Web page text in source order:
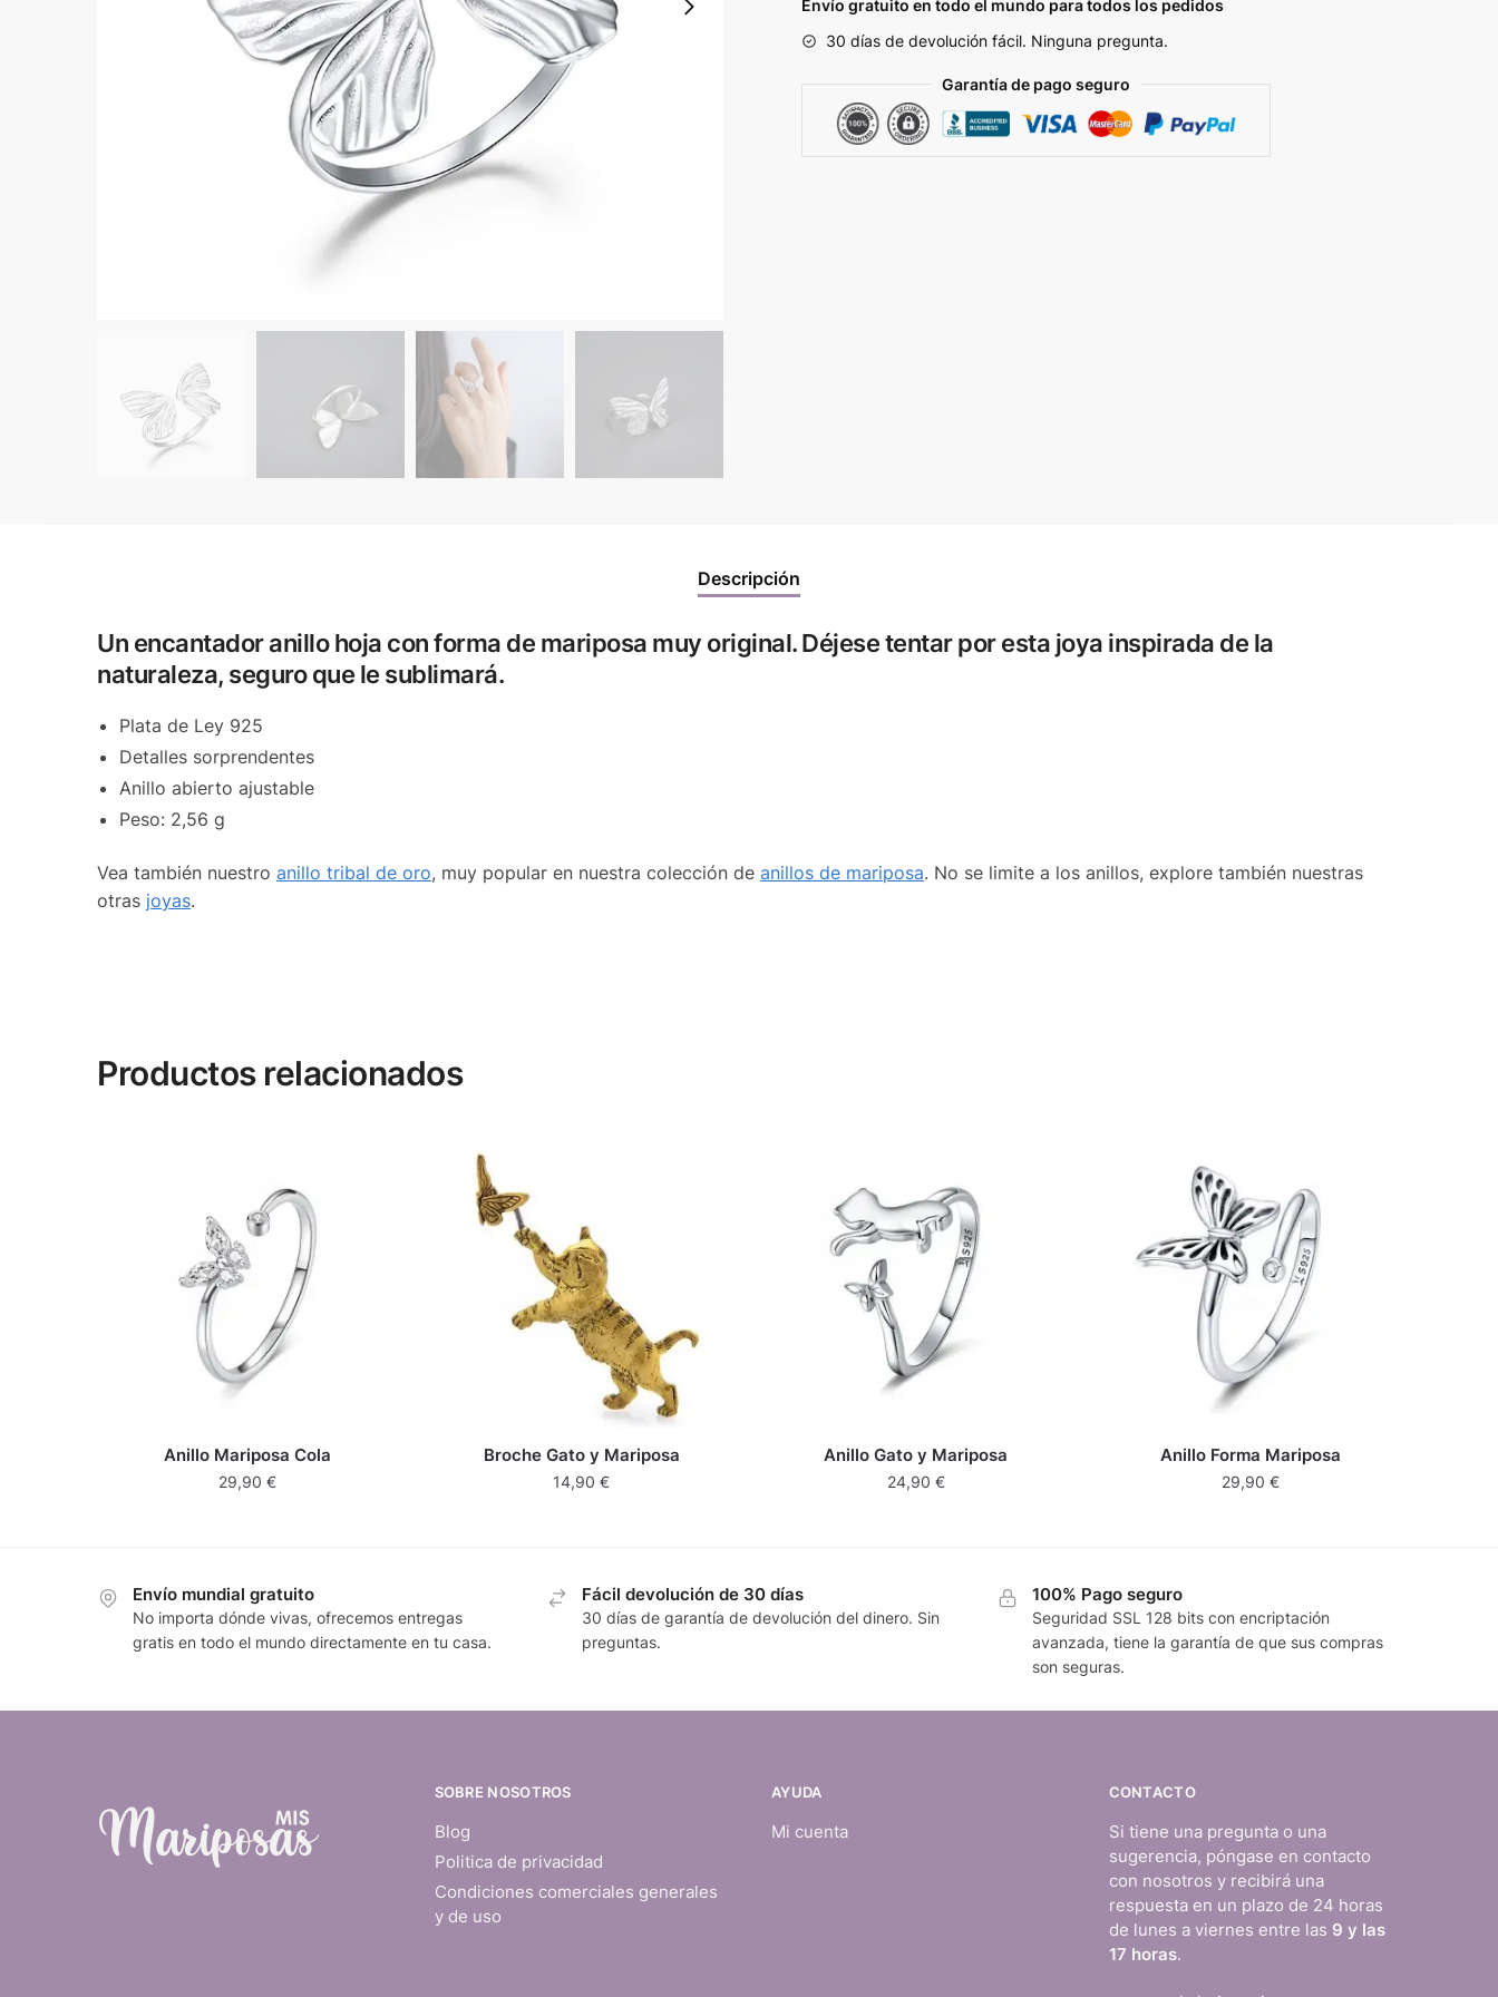
Envío gratuito en todo el mundo para todos los pedidos
30 días de devolución fácil. Ninguna pregunta.
Garantía de pago seguro
Descripción
Un encantador anillo hoja con forma de mariposa muy original. Déjese tentar por esta joya inspirada de la
naturaleza, seguro que le sublimará.
Plata de Ley 925
Detalles sorprendentes
Anillo abierto ajustable
Peso: 2,56 g
Vea también nuestroanillo tribal de oro, muy popular en nuestra colección deanillos de mariposa. No se limite a los anillos, explore también nuestras
otras joyas.
Productos relacionados
Anillo Mariposa Cola
29,90 €
Broche Gato y Mariposa
14,90€
Anillo Gato y Mariposa
24,90 €
Anillo Forma Mariposa
29,90 €
Envío mundial gratuito
No importa dónde vivas, ofrecemos entregas
gratis en todo el mundo directamente en tu casa.
Fácil devolución de 30 días
30 días de garantía de devolución del dinero. Sin
preguntas.
100% Pago seguro
Seguridad SSL 128 bits con encriptación
avanzada, tiene la garantía de que sus compras
son seguras.
SOBRE NOSOTROS
Blog
Politica de privacidad
Condiciones comerciales generales
y de uso
AYUDA
Mi cuenta
CONTACTO
Si tiene una pregunta o una
sugerencia, póngase en contacto
con nosotros y recibirá una
respuesta en un plazo de 24 horas
de lunes a viernes entre las 9 y las
17 horas.